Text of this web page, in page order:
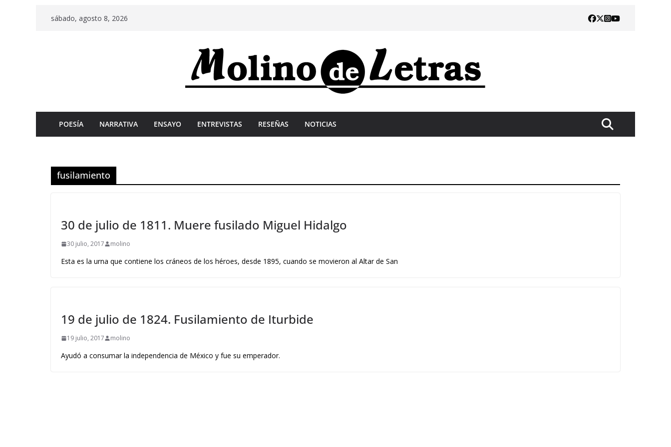
sábado, agosto 8, 2026
POESÍA NARRATIVA ENSAYO ENTREVISTAS RESEÑAS NOTICIAS
fusilamiento
30 de julio de 1811. Muere fusilado Miguel Hidalgo
30 julio, 2017 molino
Esta es la urna que contiene los cráneos de los héroes, desde 1895, cuando se movieron al Altar de San
19 de julio de 1824. Fusilamiento de Iturbide
19 julio, 2017 molino
Ayudó a consumar la independencia de México y fue su emperador.